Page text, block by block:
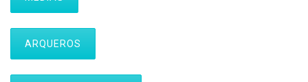
ARQUEROS